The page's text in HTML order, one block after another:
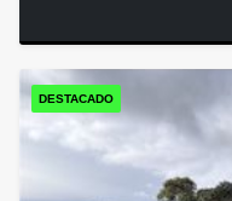
DESTACADO